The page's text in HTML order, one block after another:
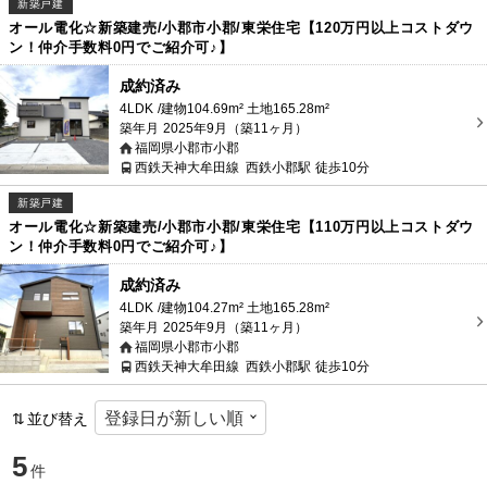
新築戸建
オール電化☆新築建売/小郡市小郡/東栄住宅【120万円以上コストダウ
ン！仲介手数料0円でご紹介可♪】
4LDK 建物104.69m² 土地165.28m²
築年月 2025年9月（築11ヶ月）
福岡県小郡市小郡
西鉄天神大牟田線 西鉄小郡駅 徒歩10分
成約済み
新築戸建
オール電化☆新築建売/小郡市小郡/東栄住宅【110万円以上コストダウ
ン！仲介手数料0円でご紹介可♪】
4LDK 建物104.27m² 土地165.28m²
築年月 2025年9月（築11ヶ月）
福岡県小郡市小郡
西鉄天神大牟田線 西鉄小郡駅 徒歩10分
成約済み
並び替え
5件